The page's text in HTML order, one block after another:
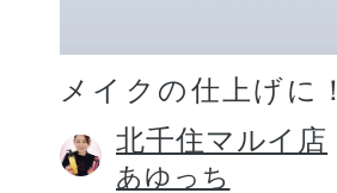
メイクの仕上げに！
北千住マルイ店
あゆっち